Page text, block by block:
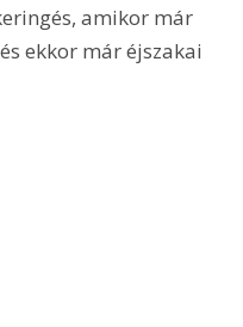
amikor már
ekkor már éjszakai